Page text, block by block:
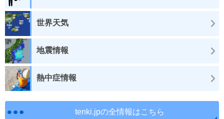
世界天気
地震情報
熱中症情報
tenki.jpの全情報はこちら